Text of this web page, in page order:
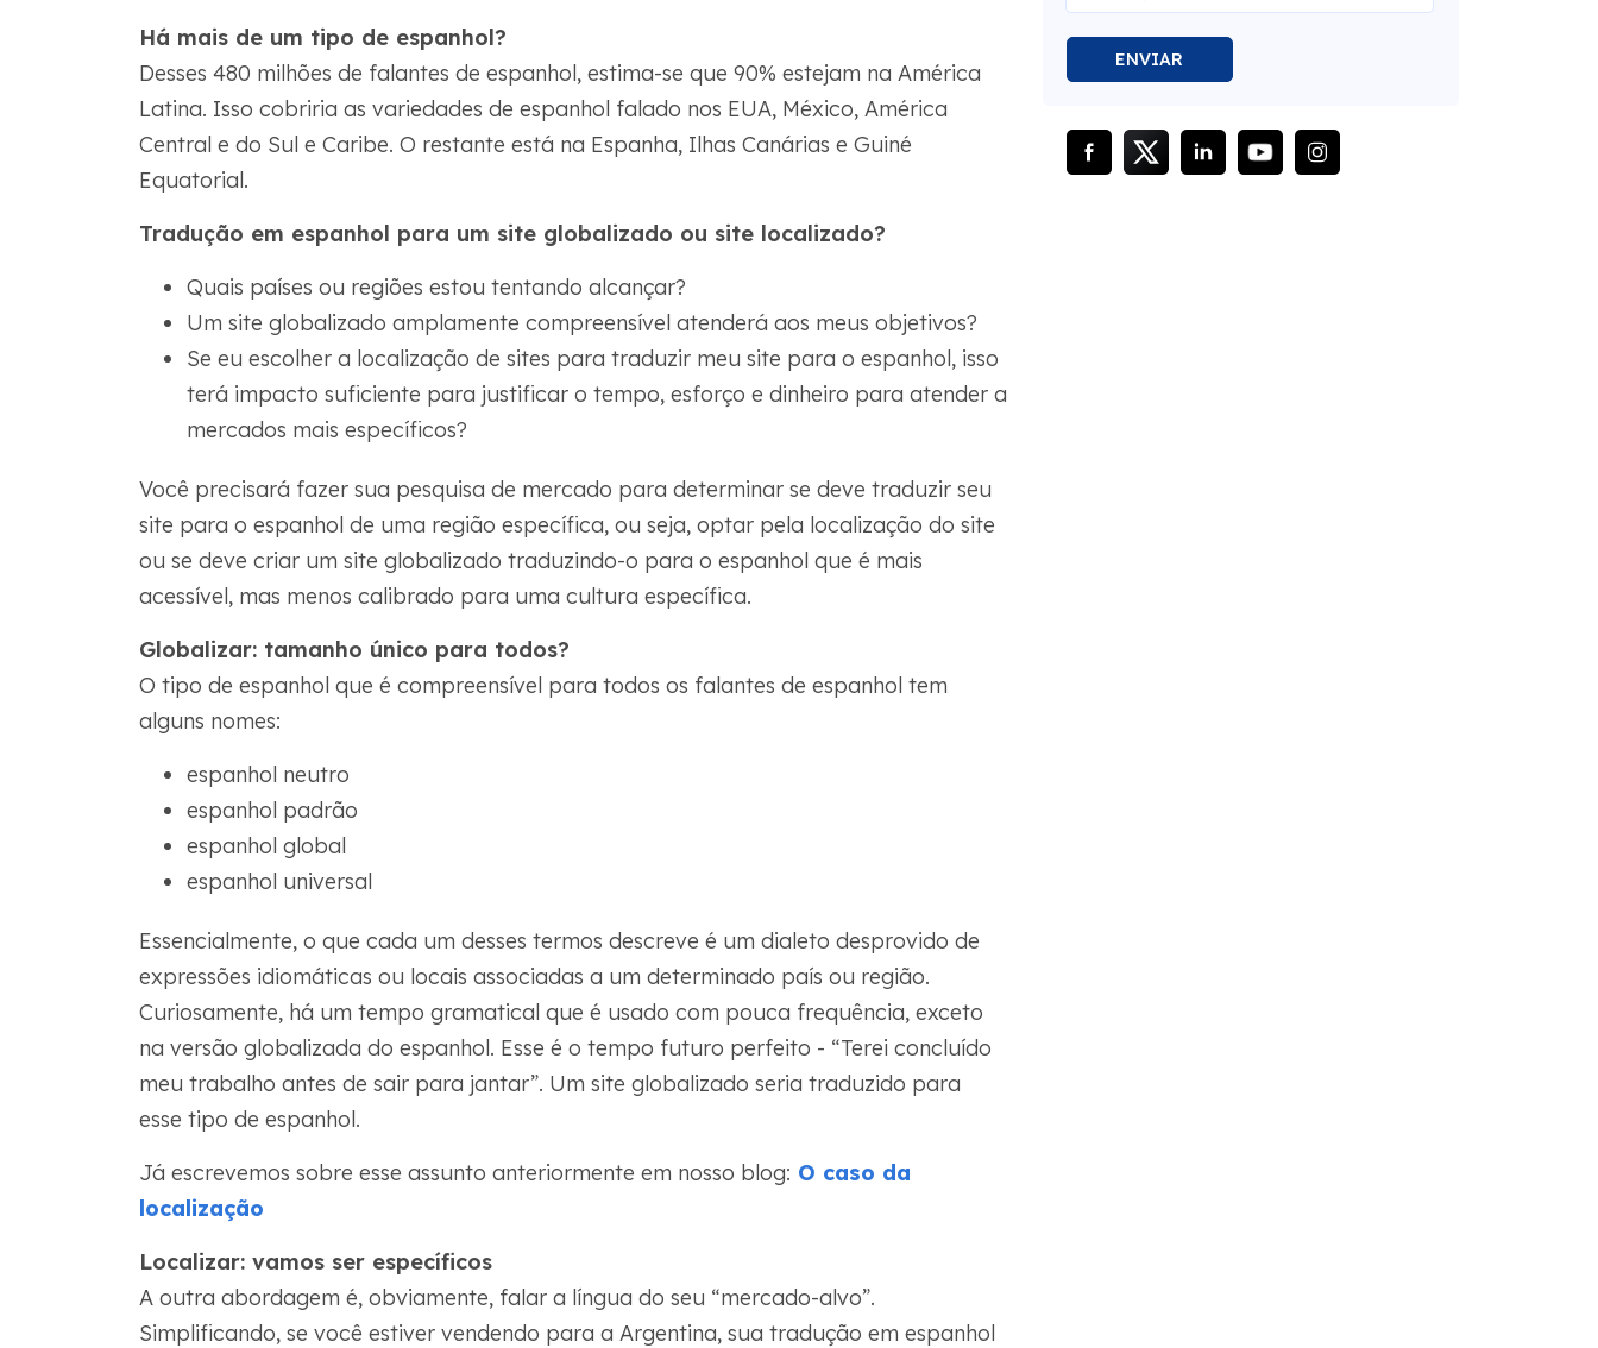
Há mais de um tipo de espanhol?
Desses 480 milhões de falantes de espanhol, estima-se que 90% estejam na América
Latina. Isso cobriria as variedades de espanhol falado nos EUA, México, América
Central e do Sul e Caribe. O restante está na Espanha, Ilhas Canárias e Guiné
Equatorial.
Tradução em espanhol para um site globalizado ou site localizado?
Quais países ou regiões estou tentando alcançar?
Um site globalizado amplamente compreensível atenderá aos meus objetivos?
Se eu escolher a localização de sites para traduzir meu site para o espanhol, isso
terá impacto suficiente para justificar o tempo, esforço e dinheiro para atender a
mercados mais específicos?
Você precisará fazer sua pesquisa de mercado para determinar se deve traduzir seu
site para o espanhol de uma região específica, ou seja, optar pela localização do site
ou se deve criar um site globalizado traduzindo-o para o espanhol que é mais
acessível, mas menos calibrado para uma cultura específica.
Globalizar: tamanho único para todos?
O tipo de espanhol que é compreensível para todos os falantes de espanhol tem
alguns nomes:
espanhol neutro
espanhol padrão
espanhol global
espanhol universal
Essencialmente, o que cada um desses termos descreve é um dialeto desprovido de
expressões idiomáticas ou locais associadas a um determinado país ou região.
Curiosamente, há um tempo gramatical que é usado com pouca frequência, exceto
na versão globalizada do espanhol. Esse é o tempo futuro perfeito - “Terei concluído
meu trabalho antes de sair para jantar”. Um site globalizado seria traduzido para
esse tipo de espanhol.
Já escrevemos sobre esse assunto anteriormente em nosso blog: O caso da
localização
Localizar: vamos ser específicos
A outra abordagem é, obviamente, falar a língua do seu “mercado-alvo”.
Simplificando, se você estiver vendendo para a Argentina, sua tradução em espanhol
ENVIAR